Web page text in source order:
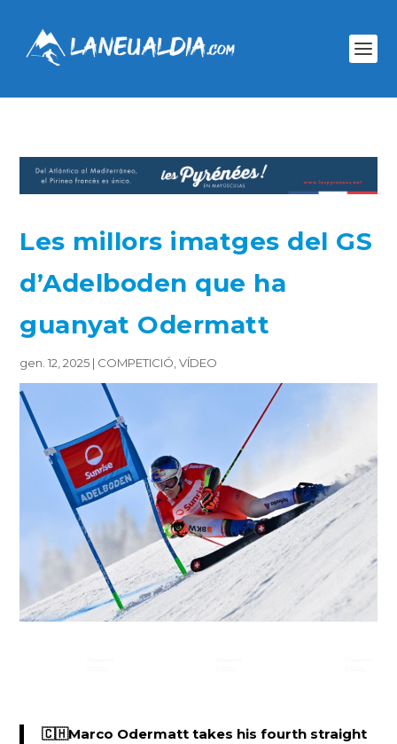
Les millors imatges del GS
d’Adelboden que ha
guanyat Odermatt
gen. 12, 2025 | COMPETICIÓ ,VÍDEO
🇨🇭Marco Odermatt takes his fourth straight